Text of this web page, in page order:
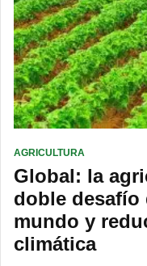
AGRICULTURA
Global: la
doble desafío
mundo y
climática